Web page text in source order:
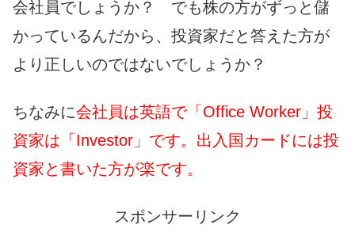
会社員でしょうか？ でも株の方がずっと儲
かっているんだから、投資家だと答えた方が
より正しいのではないでしょうか？
ちなみに会社員は英語で「Office Worker」投
資家は「Investor」です。出入国カードには投
資家と書いた方が楽です。
スポンサーリンク